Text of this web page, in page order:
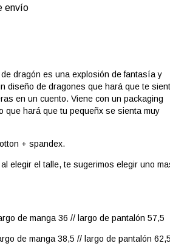
envío
dragón es una explosión de fantasía y
diseño de dragones que hará que te
en un cuento. Viene con un packaging
que hará que tu pequeñx se sienta muy
+ spandex.
elegir el talle, te sugerimos elegir uno
de manga 36 // largo de pantalón 57,5
de manga 38,5 // largo de pantalón 62,5